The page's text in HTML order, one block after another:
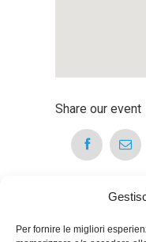
Per fornire le migliori
Share our event